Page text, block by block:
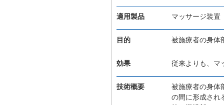
適用製品 マッサージ装置
目的 被施療者の身体
効果 従来よりも、マ
技術概要
被施療者の身体
の間に形成され